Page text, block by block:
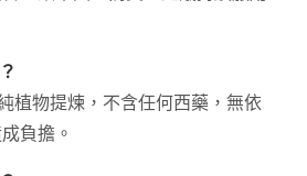
植物提煉，不含任何西藥，無依
負擔。